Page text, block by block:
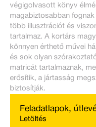
végigolvasott könyv
magabiztosabban
több illusztrációt és
tartalmaz. A kortárs
könnyen érthető művei
és sok olyan
matricát tartalmaznak,
erősítik, a jártasság
biztosítják.
Feladatlapok,
Letöltés